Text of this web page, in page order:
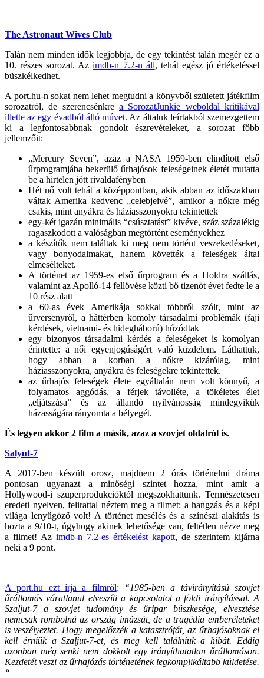
The Astronaut Wives Club
Talán nem minden idők legjobbja, de egy tekintést talán megér ez a
10. részes sorozat. Azimdb-n 7.2-n áll, tehát egész jó értékeléssel
büszkélkedhet.
A port.hu-n sokat nem lehet megtudni a könyvből született játékfilm
sorozatról, de szerencsénkre a SorozatJunkie weboldal kritikával
illette az egy évadból álló múvet. Az általuk leírtakból szemezgettem
ki a legfontosabbnak gondolt észrevételeket, a sorozat főbb
jellemzőit:
„Mercury Seven”, azaz a NASA 1959-ben elindított első
űrprogramjába bekerülő űrhajósok feleségeinek életét mutatta
be a hirtelen jött rivaldafényben
Hét nő volt tehát a középpontban, akik abban az időszakban
váltak Amerika kedvenc „celebjeivé”, amikor a nőkre még
csakis, mint anyákra és háziasszonyokra tekintettek
egy-két igazán minimális “csúsztatást” kivéve, száz százalékig
ragaszkodott a valóságban megtörtént eseményekhez
a készítők nem találtak ki meg nem történt veszekedéseket,
vagy bonyodalmakat, hanem követték a feleségek által
elmesélteket.
A történet az 1959-es első űrprogram és a Holdra szállás,
valamint az Apolló-14 fellövése közti bő tizenöt évet fedte le a
10 rész alatt
a 60-as évek Amerikája sokkal többről szólt, mint az
űrversenyről, a háttérben komoly társadalmi problémák (faji
kérdések, vietnami- és hidegháború) húzódtak
egy bizonyos társadalmi kérdés a feleségeket is komolyan
érintette: a női egyenjogúságért való küzdelem. Láthattuk,
hogy abban a korban a nőkre kizárólag, mint
háziasszonyokra, anyákra és feleségekre tekintettek.
az űrhajós feleségek élete egyáltalán nem volt könnyű, a
folyamatos aggódás, a férjek távolléte, a tökéletes élet
„eljátszása” és az állandó nyilvánosság mindegyikük
házasságára rányomta a bélyegét.
És legyen akkor 2 film a másik, azaz a szovjet oldalról is.
Salyut-7
A 2017-ben készült orosz, majdnem 2 órás történelmi dráma
pontosan ugyanazt a minőségi szintet hozza, mint amit a
Hollywood-i szuperprodukcióktól megszokhattunk. Természetesen
eredeti nyelven, felirattal néztem meg a filmet: a hangzás és a képi
világa lenyűgöző volt! A történet mesélés és a színészi alakítás is
hozta a 9/10-t, úgyhogy akinek lehetősége van, feltétlen nézze meg
a filmet! Az imdb-n 7.2-es értékelést kapott, de szerintem kijárna
neki a 9 pont.
A port.hu ezt írja a filmről:
“1985-ben a távirányítású szovjet
űrállomás váratlanul elveszíti a kapcsolatot a földi irányítással. A
Szaljut-7 a szovjet tudomány és űripar büszkesége, elvesztése
nemcsak rombolná az ország imázsát, de a tragédia emberéleteket
is veszélyeztet. Hogy megelőzzék a katasztrófát, az űrhajósoknak el
kell érniük a Szaljut-7-et, és meg kell találniuk a hibát. Eddig
azonban még senki nem dokkolt egy irányíthatatlan űrállomáson.
Kezdetét veszi az űrhajózás történetének legkomplikáltabb küldetése.
“